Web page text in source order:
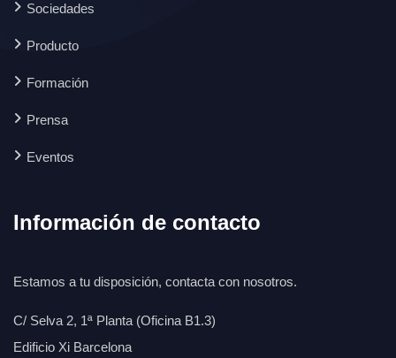
Sociedades
Producto
Formación
Prensa
Eventos
Información de contacto
Estamos a tu disposición, contacta con nosotros.
C/ Selva 2, 1ª Planta (Oficina B1.3)
Edificio Xi Barcelona